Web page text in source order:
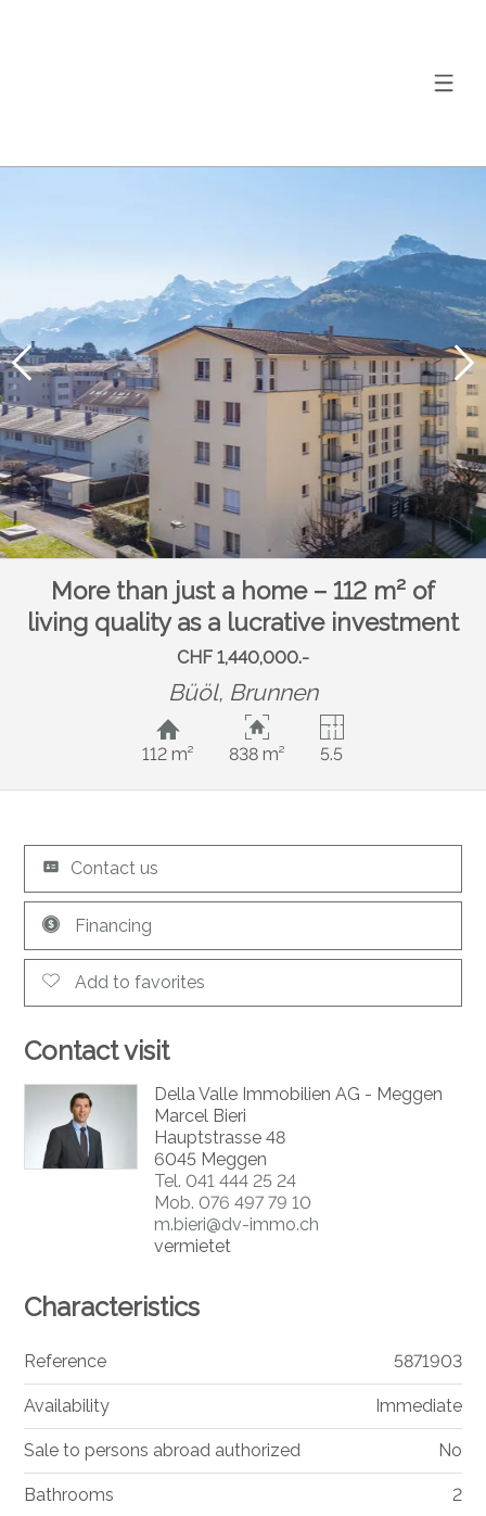
More than just a home – 112 m² of
living quality as a lucrative investment
CHF 1,440,000.-
Büöl, Brunnen
112 m² 838 m² 5.5
Contact us
Financing
Add to favorites
Contact visit
Della Valle Immobilien AG - Meggen
Marcel Bieri
Hauptstrasse 48
6045 Meggen
Tel. 041 444 25 24
Mob. 076 497 79 10
m.bieri@dv-immo.ch
vermietet
Characteristics
Reference 5871903
Availability Immediate
Sale to persons abroad authorized No
Bathrooms 2